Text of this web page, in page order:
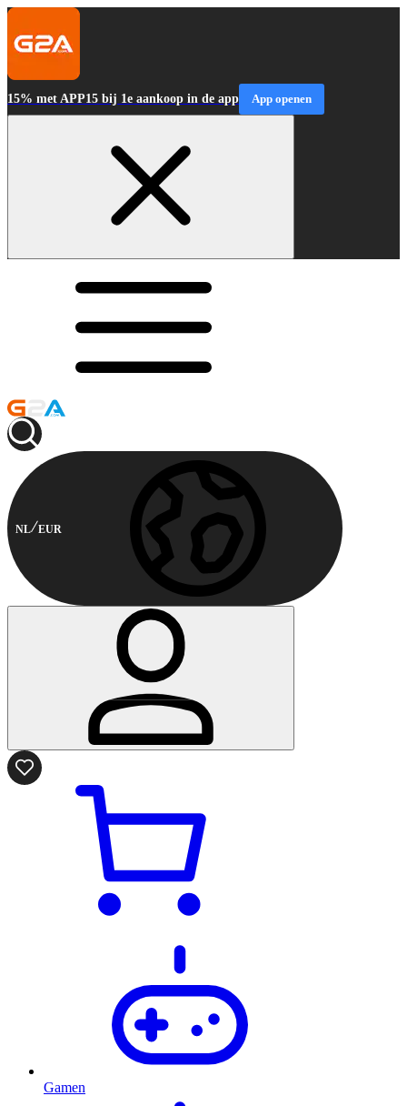
15% met APP15 bij 1e aankoop in de app App openen
NL EUR
Gamen